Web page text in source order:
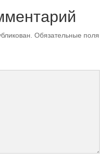
Обязательные поля